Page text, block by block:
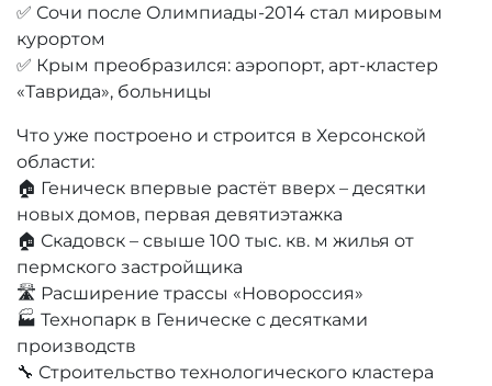
✅ Сочи после Олимпиады-2014 стал мировым
курортом
✅ Крым преобразился: аэропорт, арт-кластер
«Таврида», больницы
Что уже построено и строится в Херсонской
области:
🏠 Геническ впервые растёт вверх – десятки
новых домов, первая девятиэтажка
🏠 Скадовск – свыше 100 тыс. кв. м жилья от
пермского застройщика
🛣️ Расширение трассы «Новороссия»
🏭 Технопарк в Геническе с десятками
производств
🔧 Строительство технологического кластера